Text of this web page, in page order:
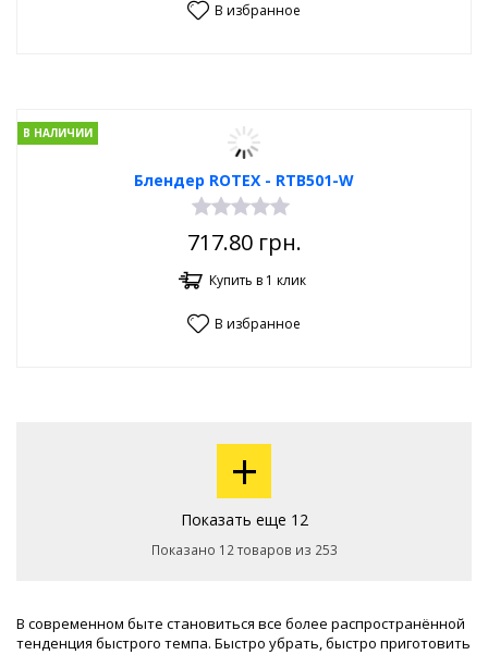
В избранное
Блендер ROTEX - RTB501-W
В НАЛИЧИИ
717.80грн.
Купить в 1 клик
В избранное
+
Показать еще 12
Показано 12 товаров из 253
В современном быте становиться все более распространённой
тенденция быстрого темпа. Быстро убрать, быстро приготовить